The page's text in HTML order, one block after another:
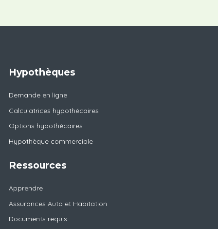
Hypothèques
Demande en ligne
Calculatrices hypothécaires
Options hypothécaires
Hypothèque commerciale
Ressources
Apprendre
Assurances Auto et Habitation
Documents requis